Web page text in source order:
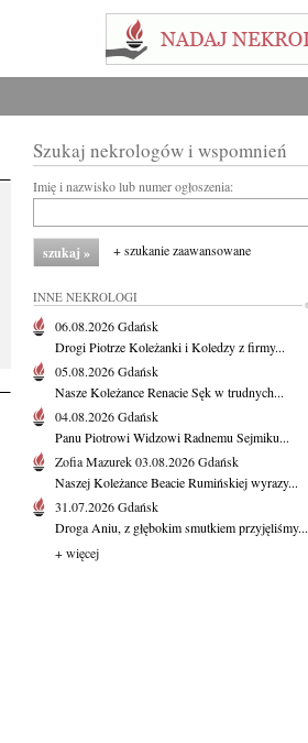
Szukaj nekrologów i wspomnień
Imię i nazwisko lub numer ogłoszenia:
+ szukanie zaawansowane
INNE NEKROLOGI
06.08.2026Gdańsk
Drogi Piotrze Koleżanki i Koledzy z firmy...
05.08.2026Gdańsk
Nasze Koleżance Renacie Sęk w trudnych...
04.08.2026Gdańsk
Panu Piotrowi Widzowi Radnemu Sejmiku...
Zofia Mazurek03.08.2026Gdańsk
Naszej Koleżance Beacie Rumińskiej wyrazy...
31.07.2026Gdańsk
Droga Aniu, z głębokim smutkiem przyjęliśmy...
+ więcej